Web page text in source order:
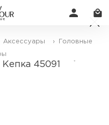
Аксессуары › Головные